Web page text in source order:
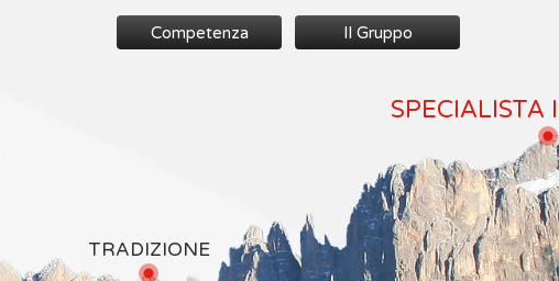
Competenza Il Gruppo
TRADIZIONE
SPECIALISTA